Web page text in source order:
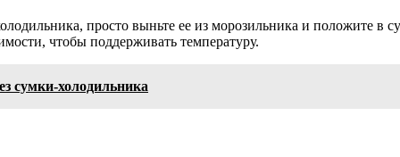
просто выньте ее из морозильника и положите в
чтобы поддерживать температуру.
сумки-холодильника